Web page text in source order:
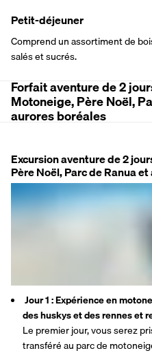
Petit-déjeuner
Comprend un assortiment de
salés et sucrés.
Forfait aventure de 2
Motoneige, Père Noël,
aurores boréales
Excursion aventure de 2
Père Noël, Parc de Ranua
des huskys et des rennes et
Le premier jour, vous serez
transféré au parc de